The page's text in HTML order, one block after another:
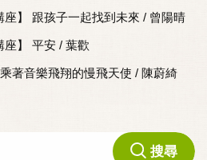
座】 跟孩子一起找到未來 / 曾陽晴
座】 平安 / 葉歡
著音樂飛翔的慢飛天使 / 陳蔚綺
搜尋